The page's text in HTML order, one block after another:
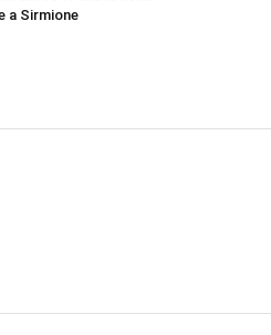
a Sirmione